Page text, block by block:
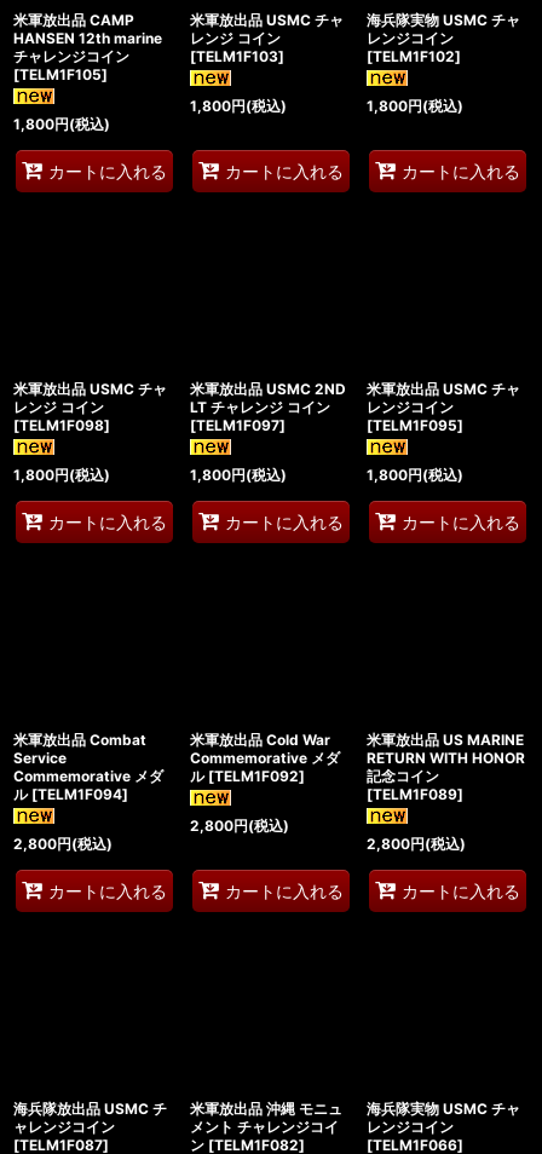
米軍放出品 CAMP
HANSEN 12th marine
チャレンジコイン
[TELM1F105]
1,800円(税込)
カートに入れる
米軍放出品 USMC チャ
レンジ コイン
[TELM1F103]
1,800円(税込)
カートに入れる
海兵隊実物 USMC チャ
レンジコイン
[TELM1F102]
1,800円(税込)
カートに入れる
米軍放出品 USMC チャ
レンジ コイン
[TELM1F098]
1,800円(税込)
カートに入れる
米軍放出品 USMC 2ND
LT チャレンジ コイン
[TELM1F097]
1,800円(税込)
カートに入れる
米軍放出品 USMC チャ
レンジコイン
[TELM1F095]
1,800円(税込)
カートに入れる
米軍放出品 Combat
Service
Commemorative メダ
ル [TELM1F094]
2,800円(税込)
カートに入れる
米軍放出品 Cold War
Commemorative メダ
ル [TELM1F092]
2,800円(税込)
カートに入れる
米軍放出品 US MARINE
RETURN WITH HONOR
記念コイン
[TELM1F089]
2,800円(税込)
カートに入れる
海兵隊放出品 USMC チ
ャレンジコイン
[TELM1F087]
米軍放出品 沖縄 モニュ
メント チャレンジコイ
ン [TELM1F082]
海兵隊実物 USMC チャ
レンジコイン
[TELM1F066]